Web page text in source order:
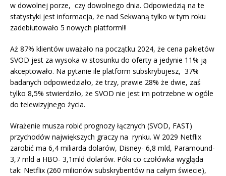
w dowolnej porze, czy dowolnego dnia. Odpowiedzią na te
statystyki jest informacja, że nad Sekwaną tylko w tym roku
zadebiutowało 5 nowych platform!!!
Aż 87% klientów uważało na początku 2024, że cena pakietów
SVOD jest za wysoka w stosunku do oferty a jedynie 11% ją
akceptowało. Na pytanie ile platform subskrybujesz, 37%
badanych odpowiedziało, że trzy, prawie 28% że dwie, zaś
tylko 8,5% stwierdziło, że SVOD nie jest im potrzebne w ogóle
do telewizyjnego życia.
Wrażenie musza robić prognozy łącznych (SVOD, FAST)
przychodów największych graczy na rynku. W 2029 Netflix
zarobić ma 6,4 miliarda dolarów, Disney- 6,8 mld, Paramound-
3,7 mld a HBO- 3,1mld dolarów. Póki co czołówka wygląda
tak: Netflix (260 milionów subskrybentów na całym świecie),